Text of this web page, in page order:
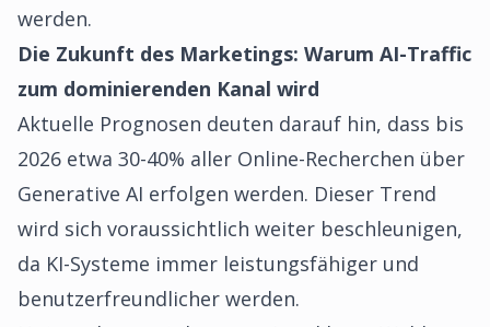
werden.
Die Zukunft des Marketings: Warum AI-Traffic
zum dominierenden Kanal wird
Aktuelle Prognosen deuten darauf hin, dass bis
2026 etwa 30-40% aller Online-Recherchen über
Generative AI erfolgen werden. Dieser Trend
wird sich voraussichtlich weiter beschleunigen,
da KI-Systeme immer leistungsfähiger und
benutzerfreundlicher werden.